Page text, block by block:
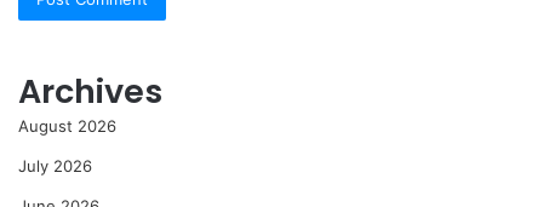
Archives
August 2026
July 2026